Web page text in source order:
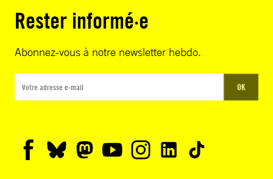
Rester informé·e
Abonnez-vous à notre newsletter hebdo.
OK